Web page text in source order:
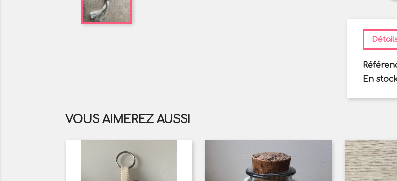
En
VOUS AIMEREZ AUSSI